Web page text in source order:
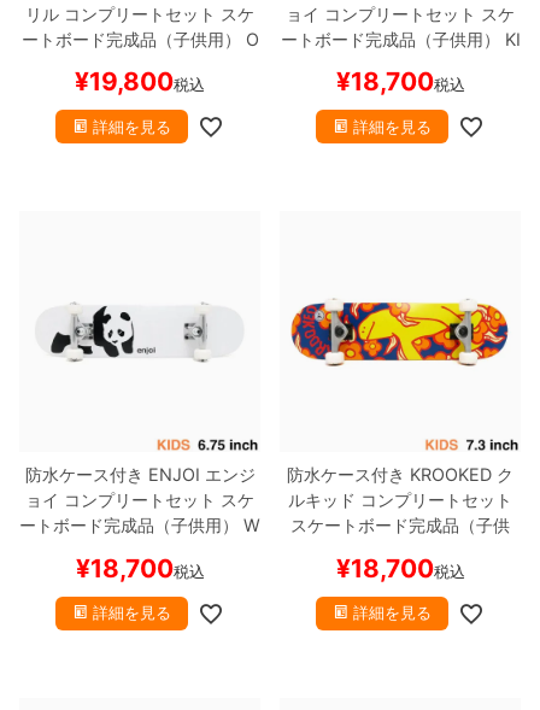
リル コンプリートセット スケ
ートボード完成品（子供用）
O
ボード スケボー
¥19,800税込
詳細を見る
ョイ コンプリートセット スケ
ートボード完成品（子供用）
KI
ボード スケボー
¥18,700税込
詳細を見る
防水ケース付き ENJOI エンジ
ョイ コンプリートセット スケ
ートボード完成品（子供用）
W
ボード スケボー
¥18,700税込
詳細を見る
防水ケース付き KROOKED ク
ルキッド コンプリートセット
スケートボード完成品（子供
ートボード スケボー
¥18,700税込
詳細を見る
高性能デッキ